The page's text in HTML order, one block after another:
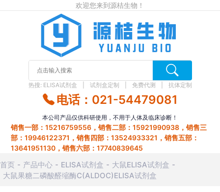
欢迎您来到源桔生物！
热搜: ELISA试剂盒 试剂盒定制 免费代测 抗体定制
电话：021-54479081
本公司产品仅供科研使用，不用于人体及临床诊断！
销售一部：15216759556，销售二部：15921990938，销售三
部：19946122371，销售四部：13524933321，销售五部：
13641951130，销售六部：17740839645
首页 产品中心 ELISA试剂盒
大鼠ELISA试剂盒
大鼠果糖二磷酸醛缩酶C(ALDOC)ELISA试剂盒